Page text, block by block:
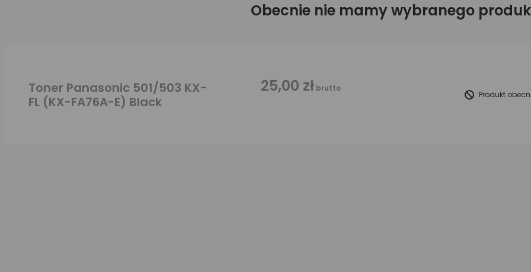
Obecnie nie mamy wybranego
Toner Panasonic 501/503 KX-
FL (KX-FA76A-E) Black
25,00 zł brutto
Produkt